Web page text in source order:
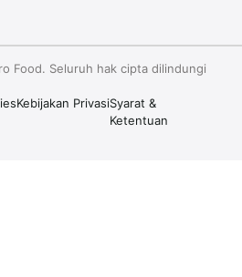
Food. Seluruh hak cipta dilindungi
Kebijakan PrivasiSyarat &
Ketentuan